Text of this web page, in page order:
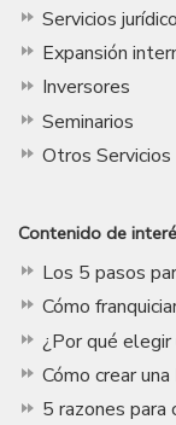
Servicios
Expansión
Inversores
Seminarios
Otros Servicios
Contenido de
Los 5 pasos
Cómo
¿Por qué elegir
Cómo crear una
5 razones para